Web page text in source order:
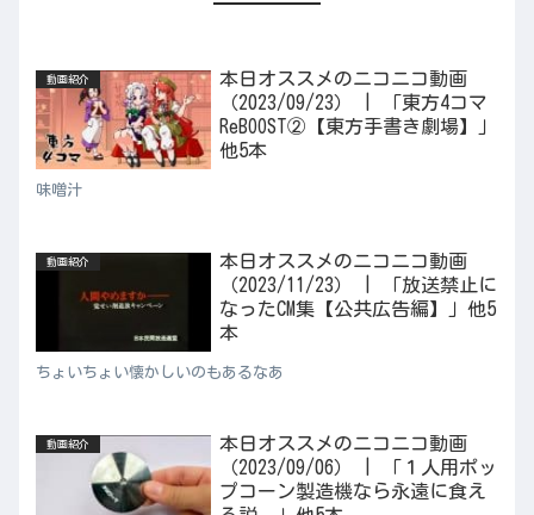
動画紹介
本日オススメのニコニコ動画
（2023/09/23） | 「東方4コマ
ReBOOST②【東方手書き劇場】」
他5本
味噌汁
動画紹介
本日オススメのニコニコ動画
（2023/11/23） | 「放送禁止に
なったCM集【公共広告編】」他5
本
ちょいちょい懐かしいのもあるなあ
動画紹介
本日オススメのニコニコ動画
（2023/09/06） | 「１人用ポッ
プコーン製造機なら永遠に食え